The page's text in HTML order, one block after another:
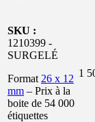
SKU :
1210399 -
SURGELÉ
Format 26 x 12
mm – Prix à la
boite de 54 000
étiquettes
1